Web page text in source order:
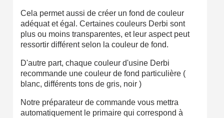
Cela permet aussi de créer un fond de couleur
adéquat et égal. Certaines couleurs Derbi sont
plus ou moins transparentes, et leur aspect peut
ressortir différent selon la couleur de fond.
D'autre part, chaque couleur d'usine Derbi
recommande une couleur de fond particulière (
blanc, différents tons de gris, noir )
Notre préparateur de commande vous mettra
automatiquement le primaire qui correspond à